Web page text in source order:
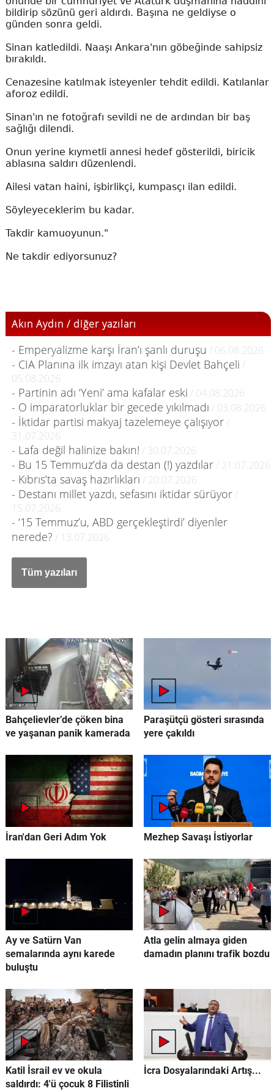
bildirip sözünü geri aldırdı. Başına ne geldiyse o
günden sonra geldi.
Sinan katledildi. Naaşı Ankara'nın göbeğinde sahipsiz
bırakıldı.
Cenazesine katılmak isteyenler tehdit edildi. Katılanlar
aforoz edildi.
Sinan'ın ne fotoğrafı sevildi ne de ardından bir baş
sağlığı dilendi.
Onun yerine kıymetli annesi hedef gösterildi, biricik
ablasına saldırı düzenlendi.
Ailesi vatan haini, işbirlikçi, kumpasçı ilan edildi.
Söyleyeceklerim bu kadar.
Takdir kamuoyunun."
Ne takdir ediyorsunuz?
Akın Aydın / diğer yazıları
- Emperyalizme karşı İran’ı şanlı duruşu / 06.08.2026
- CIA Planına ilk imzayı atan kişi Devlet Bahçeli /
05.08.2026
- Partinin adı ‘Yeni’ ama kafalar eski / 04.08.2026
- O imparatorluklar bir gecede yıkılmadı / 03.08.2026
- İktidar partisi makyaj tazelemeye çalışıyor/
31.07.2026
- Lafa değil halinize bakın! / 30.07.2026
- Bu 15 Temmuz’da da destan (!) yazdılar/ 21.07.2026
- Kıbrıs’ta savaş hazırlıkları / 20.07.2026
- Destanı millet yazdı, sefasını iktidar sürüyor/
15.07.2026
- ‘15 Temmuz’u, ABD gerçekleştirdi’ diyenler
nerede? / 13.07.2026
Bahçelievler’de çöken bina
ve yaşanan panik kamerada
Paraşütçü gösteri sırasında
yere çakıldı
İran'dan Geri Adım Yok Mezhep Savaşı İstiyorlar
Ay ve Satürn Van
semalarında aynı karede
buluştu
Atla gelin almaya giden
damadın planını trafik bozdu
Katil İsrail ev ve okula
saldırdı: 4'ü çocuk 8 Filistinli
İcra Dosyalarındaki Artış...